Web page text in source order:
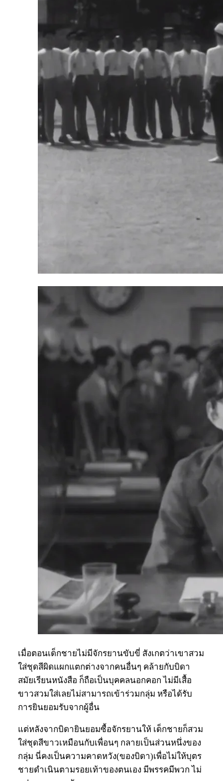
เมื่อตอนเด็กชายไม่มีจักรยานขับขี่ สังเกตว่าเขาสวม
ใส่ชุดสีผิดแผกแตกต่างจากคนอื่นๆ คล้ายกับบิดา
สมัยเรียนหนังสือ ก็ถือเป็นบุคคลนอกคอก ไม่มีเสื้อ
ขาวสวมใส่เลยไม่สามารถเข้าร่วมกลุ่ม หรือได้รับ
การยินยอมรับจากผู้อื่น
แต่หลังจากบิดายินยอมซื้อจักรยานให้ เด็กชายก็สวม
ใส่ชุดสีขาวเหมือนกับเพื่อนๆ กลายเป็นส่วนหนึ่งของ
กลุ่ม นี่คงเป็นความคาดหวัง(ของบิดา)เพื่อไม่ให้บุตร
ชายดำเนินตามรอยเท้าของตนเอง มีพรรคมีพวก ไม่